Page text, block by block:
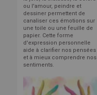
ou l'amour, peindre et
dessiner permettent de
canaliser ces émotions sur
une toile ou une feuille de
papier. Cette forme
d'expression personnelle
aide à clarifier nos pensées
et à mieux comprendre nos
sentiments.